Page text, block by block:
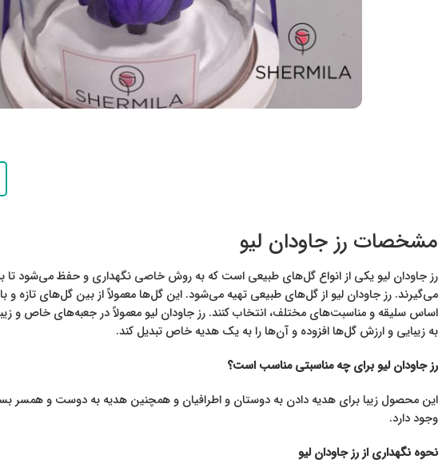
مشخصات رز جاودان لیو
رز جاودان لیو یکی از انواع گل‌های طبیعی است که به روش خاصی نگهداری و حفظ می‌شود تا به
می‌گیرند. رز جاودان لیو از گل‌های طبیعی تهیه می‌شود. این گل‌ها معمولاً از بین گل‌های تازه
اساس سلیقه و مناسبت‌های مختلف، انتخاب کنند. رز جاودان لیو معمولاً در جعبه‌های خاص و
به زیبایی و ارزش گل‌ها افزوده و آن‌ها را به یک هدیه خاص تبدیل کند.
رز جاودان لیو برای چه مناسبتی مناسب است؟
این محصول زیبا برای هدیه دادن به دوستان و اطرافیان و همچنین هدیه به دوست و همسر
وجود دارد.
نحوه نگهداری از رز جاودان لیو